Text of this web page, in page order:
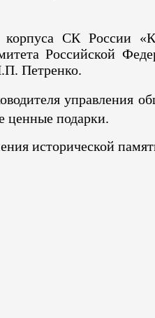
СК России
Российской
Петренко.
управления
ценные подарки.
исторической